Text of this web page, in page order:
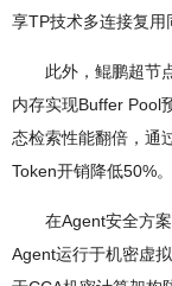
享TP技术多连接复用
此外，鲲鹏超节点
内存实现Buffer Pool
态检索性能翻倍，通
Token开销降低50%。
在Agent安全方案
Agent运行于机密虚